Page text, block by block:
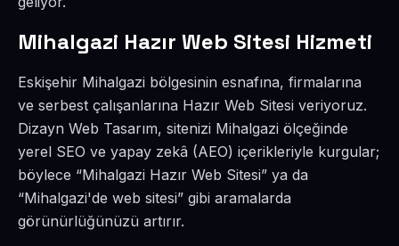
Mihalgazi Hazır Web Sitesi Hizmeti
Eskişehir Mihalgazi bölgesinin esnafına, firmalarına
ve serbest çalışanlarına Hazır Web Sitesi veriyoruz.
Dizayn Web Tasarım, sitenizi Mihalgazi ölçeğinde
yerel SEO ve yapay zekâ (AEO) içerikleriyle kurgular;
böylece “Mihalgazi Hazır Web Sitesi” ya da
“Mihalgazi'de web sitesi” gibi aramalarda
görünürlüğünüzü artırır.